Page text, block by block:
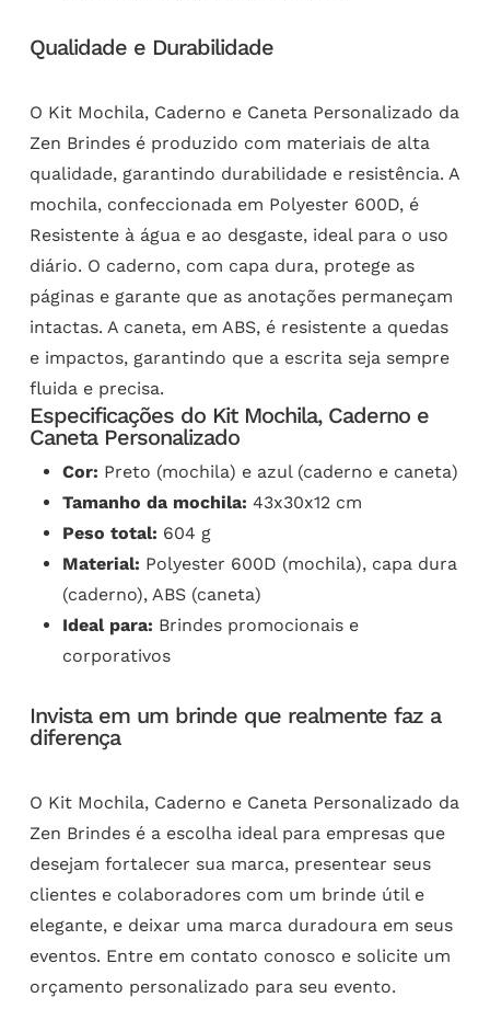
Qualidade e Durabilidade
O Kit Mochila, Caderno e Caneta Personalizado da
Zen Brindes é produzido com materiais de alta
qualidade, garantindo durabilidade e resistência. A
mochila, confeccionada em Polyester 600D, é
Resistente à água e ao desgaste, ideal para o uso
diário. O caderno, com capa dura, protege as
páginas e garante que as anotações permaneçam
intactas. A caneta, em ABS, é resistente a quedas
e impactos, garantindo que a escrita seja sempre
fluida e precisa.
Especificações do Kit Mochila, Caderno e
Caneta Personalizado
Cor: Preto (mochila) e azul (caderno e caneta)
Tamanho da mochila: 43x30x12 cm
Peso total: 604 g
Material: Polyester 600D (mochila), capa dura
(caderno), ABS (caneta)
Ideal para: Brindes promocionais e
corporativos
Invista em um brinde que realmente faz a
diferença
O Kit Mochila, Caderno e Caneta Personalizado da
Zen Brindes é a escolha ideal para empresas que
desejam fortalecer sua marca, presentear seus
clientes e colaboradores com um brinde útil e
elegante, e deixar uma marca duradoura em seus
eventos. Entre em contato conosco e solicite um
orçamento personalizado para seu evento.